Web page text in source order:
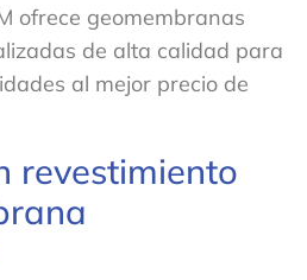
ofrece geomembranas
de alta calidad para
al mejor precio de
revestimiento